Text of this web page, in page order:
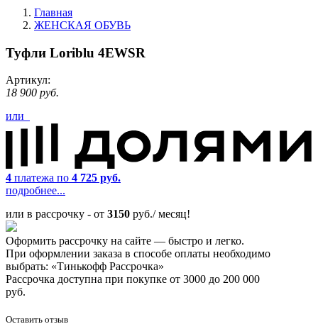
Главная
ЖЕНСКАЯ ОБУВЬ
Туфли Loriblu 4EWSR
Артикул:
18 900 руб.
или
4 платежа по 4 725 руб.
подробнее...
или в рассрочку - от 3150 руб./ месяц!
Оформить рассрочку на сайте — быстро и легко.
При оформлении заказа в способе оплаты необходимо
выбрать: «Тинькофф Рассрочка»
Рассрочка доступна при покупке от 3000 до 200 000
руб.
Оставить отзыв